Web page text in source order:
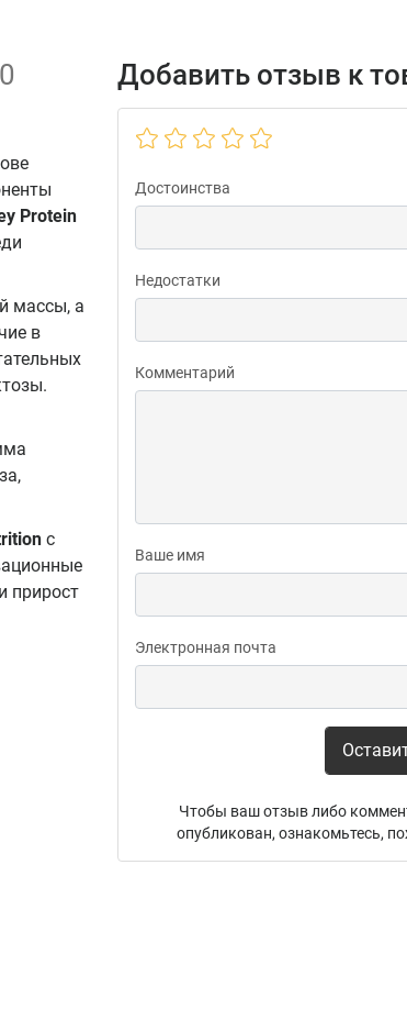
Protein
массы, а
в
с
прирост
Добавить отзыв к
Достоинства
Недостатки
Комментарий
Ваше имя
Электронная почта
Чтобы ваш отзыв либо
опубликован, ознакомьтесь,